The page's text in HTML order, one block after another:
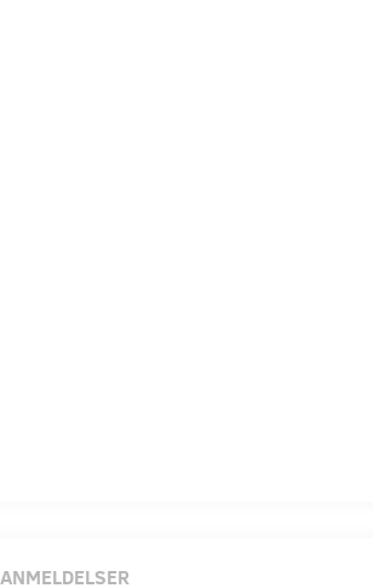
ANMELDELSER